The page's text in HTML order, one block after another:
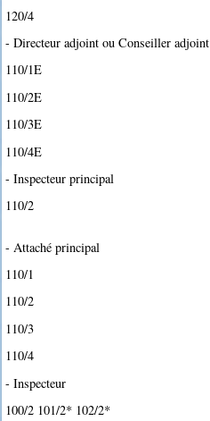
120/4
- Directeur adjoint ou Conseiller adjoint
110/1E
110/2E
110/3E
110/4E
- Inspecteur principal
110/2
- Attaché principal
110/1
110/2
110/3
110/4
- Inspecteur
100/2 101/2* 102/2*